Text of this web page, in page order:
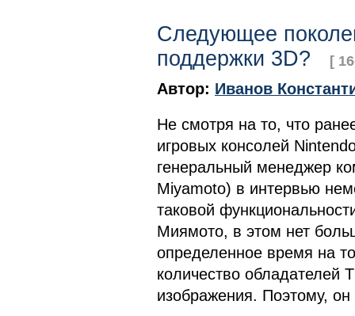
Следующее
поддержки 3D?
[
Автор: Иванов
Не смотря на то, что
игровых консолей
генеральный менеджер
Miyamoto) в интервью
таковой
Миямото, в этом нет
определенное время на
количество
изображения. Поэтому, он